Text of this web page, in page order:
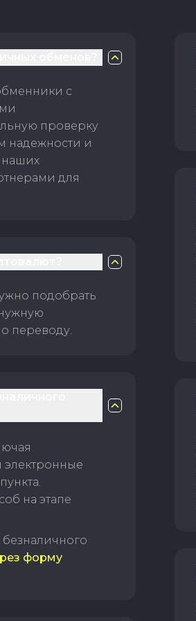
с
проверку
надежности и
наших
для
подобрать
переводу.
электронные
на этапе
форму